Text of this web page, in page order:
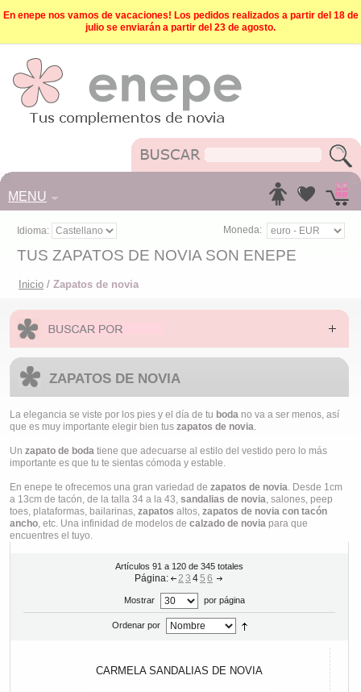
En enepe nos vamos de vacaciones! Los pedidos realizados a partir del 18 de
julio se enviarán a partir del 23 de agosto.
MENU
Idioma: Moneda:
TUS ZAPATOS DE NOVIA SON ENEPE
Inicio / Zapatos de novia
ZAPATOS DE NOVIA
La elegancia se viste por los pies y el día de tu boda no va a ser menos, así
que es muy importante elegir bien tus zapatos de novia.
Un zapato de boda tiene que adecuarse al estilo del vestido pero lo más
importante es que tu te sientas cómoda y estable.
En enepe te ofrecemos una gran variedad de zapatos de novia. Desde 1cm
a 13cm de tacón, de la talla 34 a la 43, sandalias de novia, salones, peep
toes, plataformas, bailarinas, zapatos altos, zapatos de novia con tacón
ancho, etc. Una infinidad de modelos de calzado de novia para que
encuentres el tuyo.
Artículos 91 a 120 de 345 totales
Página: 2 3 45 6
Mostrar por página
Ordenar por
CARMELA SANDALIAS DE NOVIA